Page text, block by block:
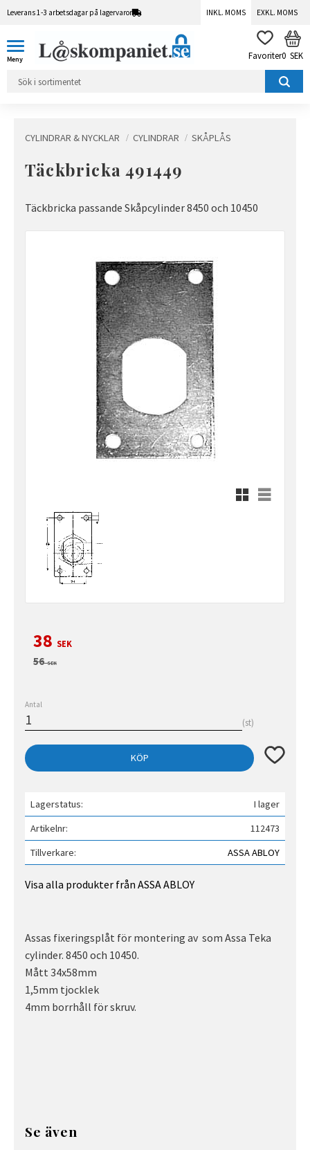
Leverans 1-3 arbetsdagar på lagervaror INKL. MOMS EXKL. MOMS
FAVORITER
0 SEK
CYLINDRAR & NYCKLAR CYLINDRAR SKÅPLÅS
Täckbricka 491449
Täckbricka passande Skåpcylinder 8450 och 10450
Rutnätsvy
Listvy
Nedsatt pris:
38 SEK
Ordinarie pris:
56SEK
Antal
st
KÖP Lägg till
Lagerstatus
I lager
Artikelnr
112473
Tillverkare
ASSA ABLOY
Visa alla produkter från ASSA ABLOY
Assas fixeringsplåt för montering av som Assa Teka
cylinder. 8450 och 10450.
Mått 34x58mm
1,5mm tjocklek
4mm borrhåll för skruv.
Se även